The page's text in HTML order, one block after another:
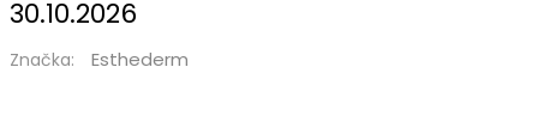
30.10.2026
Značka: Esthederm